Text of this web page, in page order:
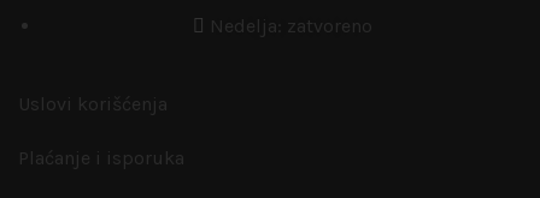
Nedelja: zatvoreno
Uslovi korišćenja
Plaćanje i isporuka